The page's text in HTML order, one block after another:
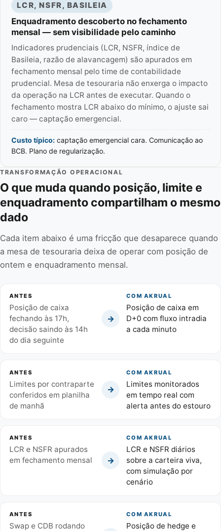
LCR, NSFR, BASILEIA
Enquadramento descoberto no fechamento
mensal — sem visibilidade pelo caminho
Indicadores prudenciais (LCR, NSFR, índice de
Basileia, razão de alavancagem) são apurados em
fechamento mensal pelo time de contabilidade
prudencial. Mesa de tesouraria não enxerga o impacto
da operação na LCR antes de executar. Quando o
fechamento mostra LCR abaixo do mínimo, o ajuste sai
caro — captação emergencial.
Custo típico: captação emergencial cara. Comunicação ao
BCB. Plano de regularização.
TRANSFORMAÇÃO OPERACIONAL
O que muda quando posição, limite e
enquadramento compartilham o mesmo
dado
Cada item abaixo é uma fricção que desaparece quando
a mesa de tesouraria deixa de operar com posição de
ontem e enquadramento mensal.
ANTES
Posição de caixa
fechando às 17h,
decisão saindo às 14h
do dia seguinte
→
COM AKRUAL
Posição de caixa em
D+0 com fluxo intradia
a cada minuto
ANTES
Limites por contraparte
conferidos em planilha
de manhã
→
COM AKRUAL
Limites monitorados
em tempo real com
alerta antes do estouro
ANTES
LCR e NSFR apurados
em fechamento mensal
→
COM AKRUAL
LCR e NSFR diários
sobre a carteira viva,
com simulação por
cenário
ANTES
Swap e CDB rodando
COM AKRUAL
Posição de hedge e